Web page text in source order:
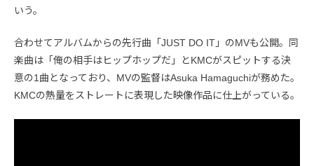
いう。
合わせてアルバムからの先行曲「JUST DO IT」のMVも公開。同
楽曲は「俺の相手はヒップホップだ」とKMCがスピットする決
意の1曲となっており、MVの監督はAsuka Hamaguchiが務めた。
KMCの熱量をストレートに表現した映像作品に仕上がっている。